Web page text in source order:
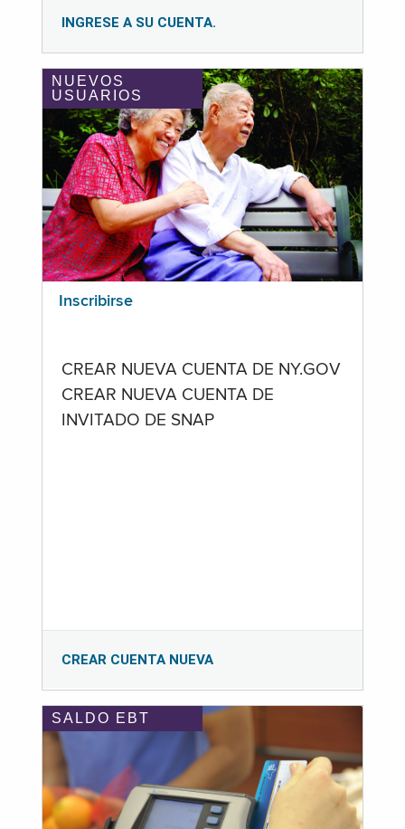
INGRESE A SU CUENTA.
NUEVOS
USUARIOS
Inscribirse
CREAR NUEVA CUENTA DE NY.GOV
CREAR NUEVA CUENTA DE
INVITADO DE SNAP
CREAR CUENTA NUEVA
SALDO EBT